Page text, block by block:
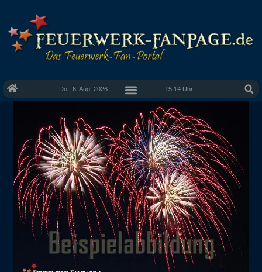
Do., 6. Aug. 2026 15:14 Uhr